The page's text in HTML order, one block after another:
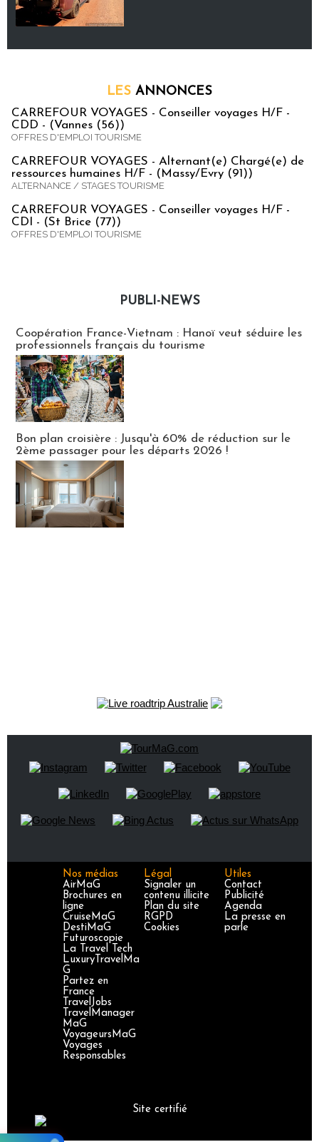
LES ANNONCES
CARREFOUR VOYAGES - Conseiller voyages H/F -
CDD - (Vannes (56))
OFFRES D'EMPLOI TOURISME
CARREFOUR VOYAGES - Alternant(e) Chargé(e) de
ressources humaines H/F - (Massy/Evry (91))
ALTERNANCE / STAGES TOURISME
CARREFOUR VOYAGES - Conseiller voyages H/F -
CDI - (St Brice (77))
OFFRES D'EMPLOI TOURISME
PUBLI-NEWS
Coopération France-Vietnam : Hanoï veut séduire les
professionnels français du tourisme
Bon plan croisière : Jusqu'à 60% de réduction sur le
2ème passager pour les départs 2026 !
Nos médias
AirMaG
Brochures en
ligne
CruiseMaG
DestiMaG
Futuroscopie
La Travel Tech
LuxuryTravelMa
G
Partez en
France
TravelJobs
TravelManager
MaG
VoyageursMaG
Voyages
Responsables
Légal
Signaler un
contenu illicite
Plan du site
RGPD
Cookies
Utiles
Contact
Publicité
Agenda
La presse en
parle
Site certifié